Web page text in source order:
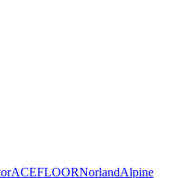
ACEFLOORNorlandAlpine